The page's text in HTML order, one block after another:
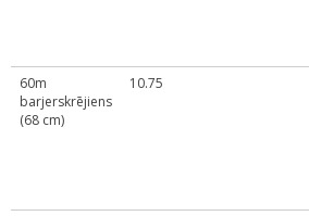
60m
barjerskrējiens
(68 cm)
10.75